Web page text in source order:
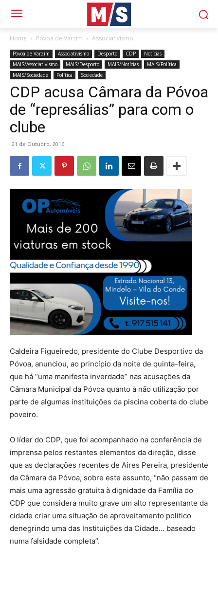
Home Póvoa de Varzim Associativismo
Póvoa de Varzim Associativismo Desporto CDP
Notícias
MAIS/Associativismo
MAIS/Desporto MAIS/Notícias
MAIS/Política
MAIS/Sociedade
Política Sociedade
CDP acusa Câmara da Póvoa
de “represálias” para com o
clube
21 de Outubro, 2016
Caldeira Figueiredo, presidente do Clube Desportivo da
Póvoa, anunciou, ao princípio da noite de quinta-feira,
que há “uma manifesta inverdade” nas acusações da
Câmara Municipal da Póvoa quanto à não utilização por
parte de algumas instituições da piscina coberta do clube
poveiro.
O líder do CDP, que foi acompanhado na conferência de
imprensa pelos restantes elementos da direção, disse
que as declarações recentes de Aires Pereira, presidente
da Câmara da Póvoa, sobre este assunto, “não passam de
mais uma agressão gratuita à dignidade da Família do
CDP que considera muito grave um alto representante da
cidade criar uma situação de aproveitamento politico
denegrindo uma das Instituições da Cidade… baseado
numa falsidade completa”.